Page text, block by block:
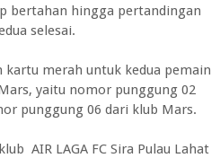
bertahan hingga pertandingan
selesai.
merah untuk kedua pemain
yaitu nomor punggung 02
punggung 06 dari klub Mars.
AIR LAGA FC Sira Pulau Lahat